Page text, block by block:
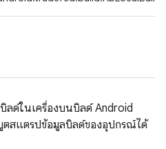
ลด์ในเครื่องบนบิลด์ Android
ตสแตรปข้อมูลบิลด์ของอุปกรณ์ได้